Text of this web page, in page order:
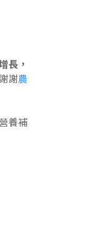
長，
謝農
養補